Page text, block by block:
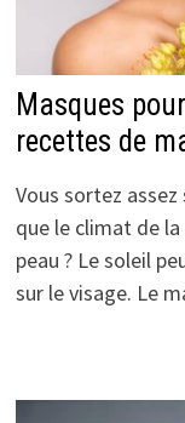
Masques
recettes de
Vous sortez
que le climat de
peau ? Le soleil
sur le visage. Le